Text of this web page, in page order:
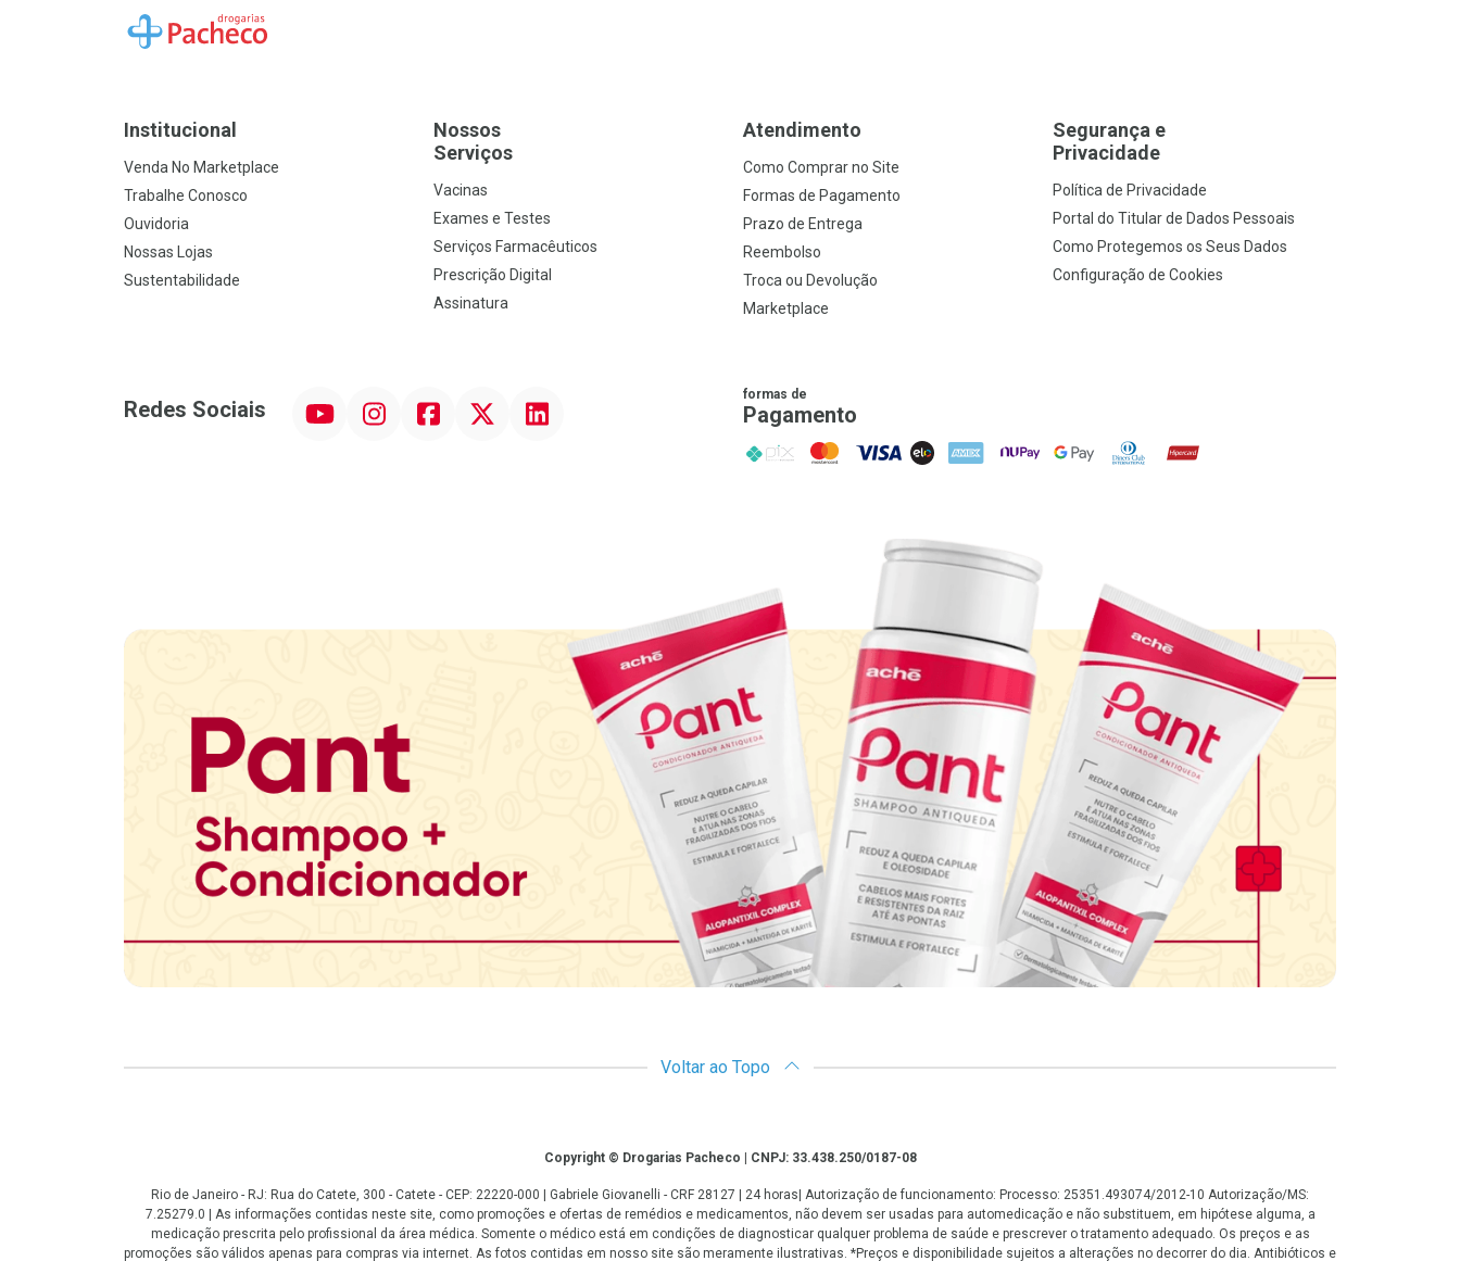
Ir para a Home
Institucional
Venda No Marketplace
Trabalhe Conosco
Ouvidoria
Nossas Lojas
Sustentabilidade
Nossos
Serviços
Vacinas
Exames e Testes
Serviços Farmacêuticos
Prescrição Digital
Assinatura
Atendimento
Como Comprar no Site
Formas de Pagamento
Prazo de Entrega
Reembolso
Troca ou Devolução
Marketplace
Segurança e
Privacidade
Política de Privacidade
Portal do Titular de Dados Pessoais
Como Protegemos os Seus Dados
Configuração de Cookies
Redes Sociais InstagramFacebookTwitter Linkedin formas de
Pagamento
PIX MasterCard
VISA ELO AMEX NuPay Google PayDiners ClubHipercard
Voltar ao Topo
Copyright © Drogarias Pacheco | CNPJ: 33.438.250/0187-08
Rio de Janeiro - RJ: Rua do Catete, 300 - Catete - CEP: 22220-000 | Gabriele Giovanelli - CRF 28127 | 24 horas| Autorização de funcionamento: Processo: 25351.493074/2012-10 Autorização/MS:
7.25279.0 | As informações contidas neste site, como promoções e ofertas de remédios e medicamentos, não devem ser usadas para automedicação e não substituem, em hipótese alguma, a
medicação prescrita pelo profissional da área médica. Somente o médico está em condições de diagnosticar qualquer problema de saúde e prescrever o tratamento adequado. Os preços e as
promoções são válidos apenas para compras via internet. As fotos contidas em nosso site são meramente ilustrativas. *Preços e disponibilidade sujeitos a alterações no decorrer do dia. Antibióticos e